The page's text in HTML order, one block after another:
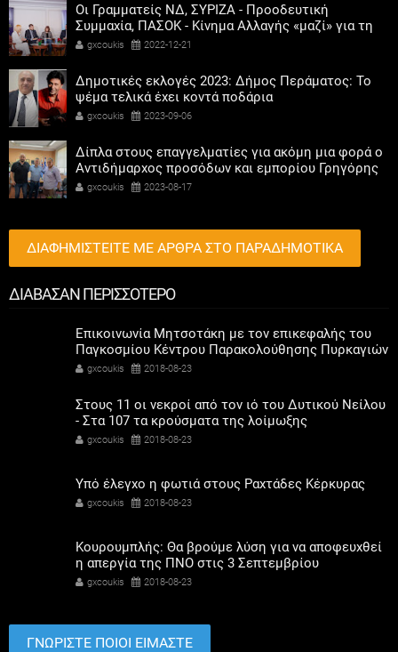
Οι Γραμματείς ΝΔ, ΣΥΡΙΖΑ - Προοδευτική
Συμμαχία, ΠΑΣΟΚ - Κίνημα Αλλαγής «μαζί» για τη
συμμετοχή των γυναικών στην πολιτική
gxcoukis 2022-12-21
Δημοτικές εκλογές 2023: Δήμος Περάματος: Το
ψέμα τελικά έχει κοντά ποδάρια
gxcoukis 2023-09-06
Δίπλα στους επαγγελματίες για ακόμη μια φορά ο
Αντιδήμαρχος προσόδων και εμπορίου Γρηγόρης
Καψοκόλης
gxcoukis 2023-08-17
ΔΙΑΦΗΜΙΣΤΕΙΤΕ ΜΕ ΑΡΘΡΑ ΣΤΟ ΠΑΡΑΔΗΜΟΤΙΚΑ
ΔΙΑΒΑΣΑΝ ΠΕΡΙΣΣΟΤΕΡΟ
Επικοινωνία Μητσοτάκη με τον επικεφαλής του
Παγκοσμίου Κέντρου Παρακολούθησης Πυρκαγιών
gxcoukis 2018-08-23
Στους 11 οι νεκροί από τον ιό του Δυτικού Νείλου
- Στα 107 τα κρούσματα της λοίμωξης
gxcoukis 2018-08-23
Υπό έλεγχο η φωτιά στους Ραχτάδες Κέρκυρας
gxcoukis 2018-08-23
Κουρουμπλής: Θα βρούμε λύση για να αποφευχθεί
η απεργία της ΠΝΟ στις 3 Σεπτεμβρίου
gxcoukis 2018-08-23
ΓΝΩΡΙΣΤΕ ΠΟΙΟΙ ΕΙΜΑΣΤΕ